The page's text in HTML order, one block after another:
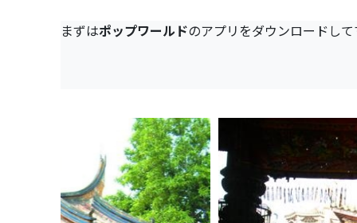
まずはポップワールドのアプリをダウンロードし